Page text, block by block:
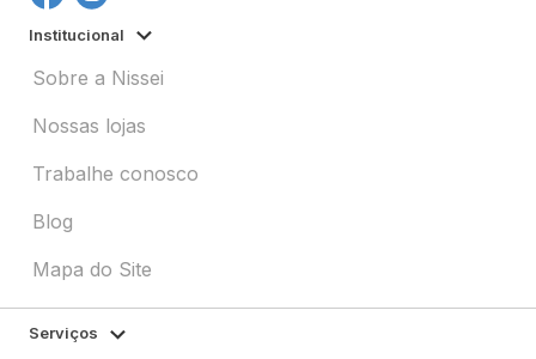
Institucional
Sobre a Nissei
Nossas lojas
Trabalhe conosco
Blog
Mapa do Site
Serviços